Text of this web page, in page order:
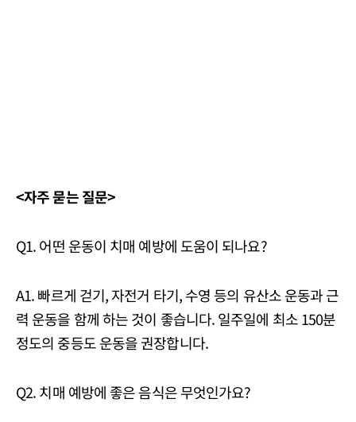
<자주 묻는 질문>
Q1. 어떤 운동이 치매 예방에 도움이 되나요?
A1. 빠르게 걷기, 자전거 타기, 수영 등의 유산소 운동과 근
력 운동을 함께 하는 것이 좋습니다. 일주일에 최소 150분
정도의 중등도 운동을 권장합니다.
Q2. 치매 예방에 좋은 음식은 무엇인가요?